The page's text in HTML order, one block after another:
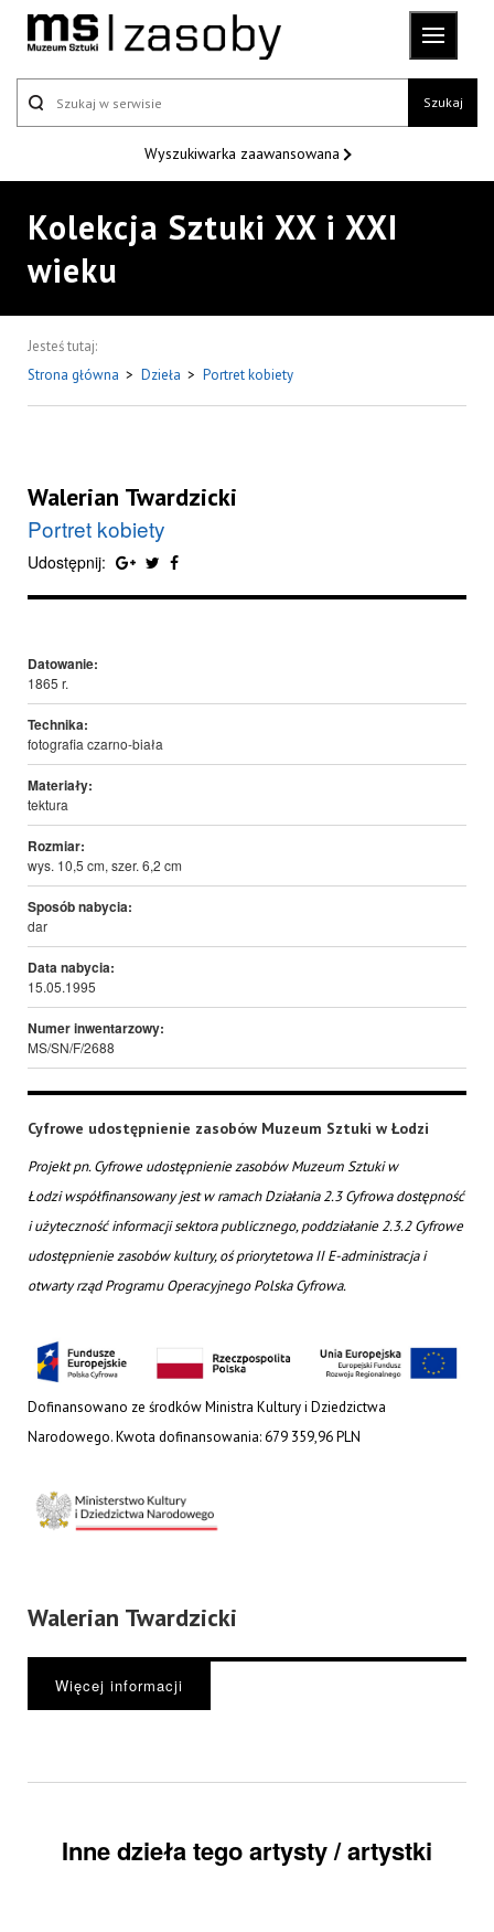
Szukaj
Wyszukiwarka zaawansowana
Kolekcja Sztuki XX i XXI
wieku
Jesteś tutaj:
Strona główna > Dzieła > Portret kobiety
Walerian Twardzicki
Portret kobiety
Udostępnij:
Datowanie:
1865 r.
Technika:
fotografia czarno-biała
Materiały:
tektura
Rozmiar:
wys. 10,5 cm, szer. 6,2 cm
Sposób nabycia:
dar
Data nabycia:
15.05.1995
Numer inwentarzowy:
MS/SN/F/2688
Cyfrowe udostępnienie zasobów Muzeum Sztuki w Łodzi
Projekt pn. Cyfrowe udostępnienie zasobów Muzeum Sztuki w
Łodzi współfinansowany jest w ramach Działania 2.3 Cyfrowa dostępność
i użyteczność informacji sektora publicznego, poddziałanie 2.3.2 Cyfrowe
udostępnienie zasobów kultury, oś priorytetowa II E-administracja i
otwarty rząd Programu Operacyjnego Polska Cyfrowa.
Dofinansowano ze środków Ministra Kultury i Dziedzictwa
Narodowego. Kwota dofinansowania: 679 359,96 PLN
Walerian Twardzicki
Więcej informacji
Inne dzieła tego artysty / artystki